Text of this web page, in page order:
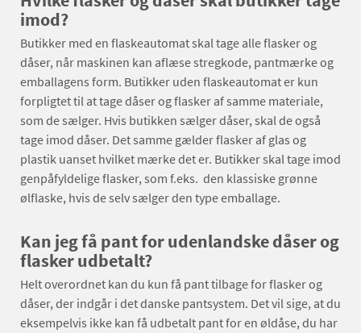
imod?
Butikker med en flaskeautomat skal tage alle flasker og
dåser, når maskinen kan aflæse stregkode, pantmærke og
emballagens form. Butikker uden flaskeautomat er kun
forpligtet til at tage dåser og flasker af samme materiale,
som de sælger. Hvis butikken sælger dåser, skal de også
tage imod dåser. Det samme gælder flasker af glas og
plastik uanset hvilket mærke det er. Butikker skal tage imod
genpåfyldelige flasker, som f.eks. den klassiske grønne
ølflaske, hvis de selv sælger den type emballage.
Kan jeg få pant for udenlandske dåser og
flasker udbetalt?
Helt overordnet kan du kun få pant tilbage for flasker og
dåser, der indgår i det danske pantsystem. Det vil sige, at du
eksempelvis ikke kan få udbetalt pant for en øldåse, du har